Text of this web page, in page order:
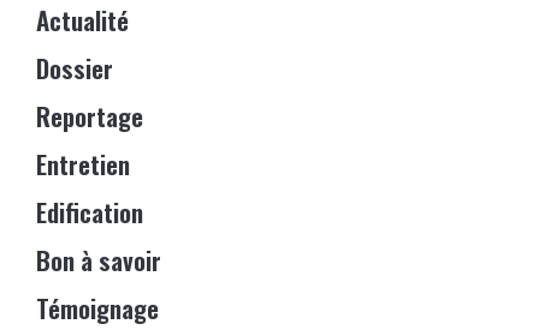
Actualité
Dossier
Reportage
Entretien
Edification
Bon à savoir
Témoignage